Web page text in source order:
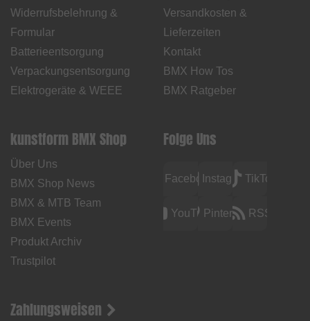
Widerrufsbelehrung &
Formular
Batterieentsorgung
Verpackungsentsorgung
Elektrogeräte & WEEE
Versandkosten &
Lieferzeiten
Kontakt
BMX How Tos
BMX Ratgeber
kunstform BMX Shop
Über Uns
BMX Shop News
BMX & MTB Team
BMX Events
Produkt Archiv
Trustpilot
Folge Uns
FacebookInstagramTikTok
YouTubePinterest RSS
Zahlungsweisen